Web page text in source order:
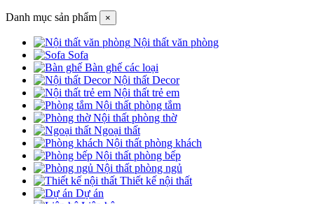
Danh mục sản phẩm ×
Nội thất văn phòng
Sofa
Bàn ghế các loại
Nội thất Decor
Nội thất trẻ em
Nội thất phòng tắm
Nội thất phòng thờ
Ngoại thất
Nội thất phòng khách
Nội thất phòng bếp
Nội thất phòng ngủ
Thiết kế nội thất
Dự án